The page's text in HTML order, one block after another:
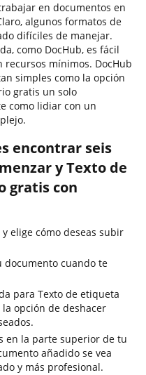
en documentos en
algunos formatos de
difíciles de manejar.
como DocHub, es fácil
mínimos. DocHub
simples como la opción
gratis un solo
como lidiar con un
encontrar seis
y Texto de
gratis con
elige cómo deseas subir
documento cuando te
para Texto de etiqueta
opción de deshacer
en la parte superior de tu
añadido se vea
y más profesional.